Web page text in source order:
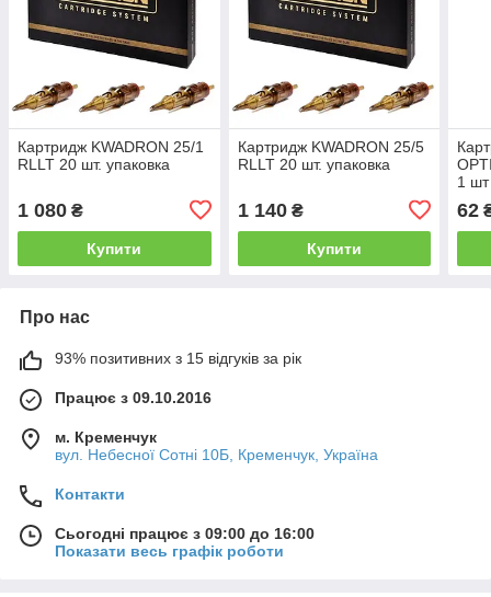
Картридж KWADRON 25/1
RLLT 20 шт. упаковка
1 080 ₴
Купити
Картридж KWADRON 25/5
RLLT 20 шт. упаковка
1 140₴
Купити
1 шт
62
Про нас
93% позитивних з 15 відгуків за рік
Працює з 09.10.2016
м. Кременчук
вул. Небесної Сотні 10Б, Кременчук, Україна
Контакти
Сьогодні працює з 09:00 до 16:00
Показати весь графік роботи